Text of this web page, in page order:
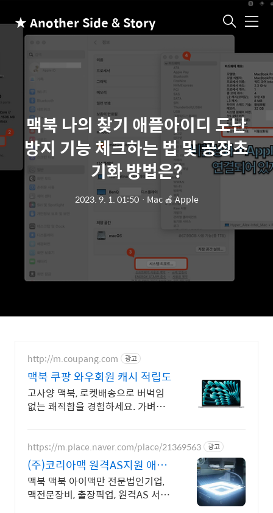
★ Another Side & Story 메
맥북 나의 찾기 애플아이디 도난
방지 기능 체크하는 법 및 공장초
기화 방법은?
2023. 9. 1. 01:50ㆍ Mac 🍎 Apple
http://m.coupang.com 광고
맥북 쿠팡 와우회원 캐시 적립도
고사양 맥북, 로켓배송으로 버벅임
없는 쾌적함을 경험하세요. 가벼운
https://m.place.naver.com/place/21369563 광고
(주)코리아맥 원격AS지원 애플
정식자격보유 신속출장점검
맥북 맥북 아이맥만 전문법인기업,
맥전문장비, 출장픽업, 원격AS 서울,